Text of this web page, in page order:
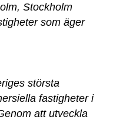
Stockholm
som äger
största
fastigheter i
att utveckla